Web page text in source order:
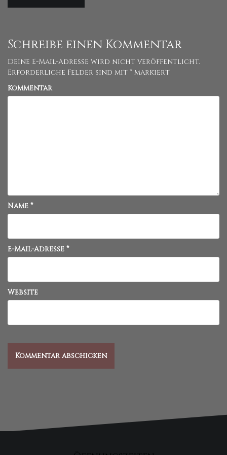
Schreibe einen Kommentar
Deine E-Mail-Adresse wird nicht veröffentlicht.
Erforderliche Felder sind mit * markiert
Kommentar
Name *
E-Mail-Adresse *
Website